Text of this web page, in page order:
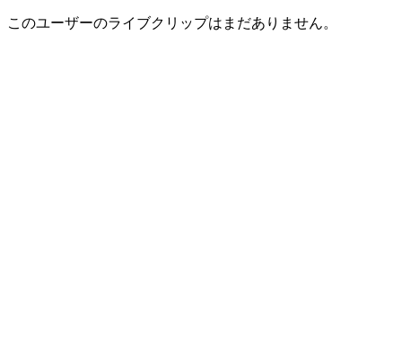
このユーザーのライブクリップはまだありません。